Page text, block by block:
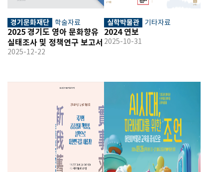
경기문화재단 학술자료
2025 경기도 영아 문화향유
실태조사 및 정책연구 보고서
2025-12-22
실학박물관 기타자료
2024 연보
2025-10-31